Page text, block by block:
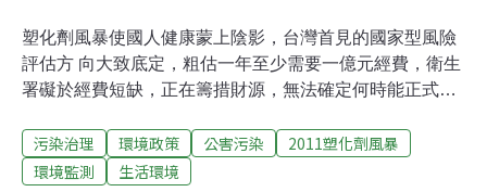
塑化劑風暴使國人健康蒙上陰影，台灣首見的國家型風險
評估方 向大致底定，粗估一年至少需要一億元經費，衛生
署礙於經費短缺，正在籌措財源，無法確定何時能正式啟
學童與孕婦的塑化劑暴露與健康，以及參考歐美建立「國
人污染物監測網」計畫，長期監測體內毒化物暴露趨勢。
污染治理 環境政策 公害污染
2011塑化劑風暴
環境監測
生活環境